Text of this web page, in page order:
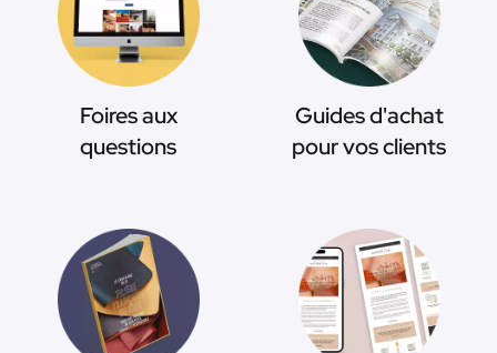
Foires aux
questions
Guides d'achat
pour vos clients